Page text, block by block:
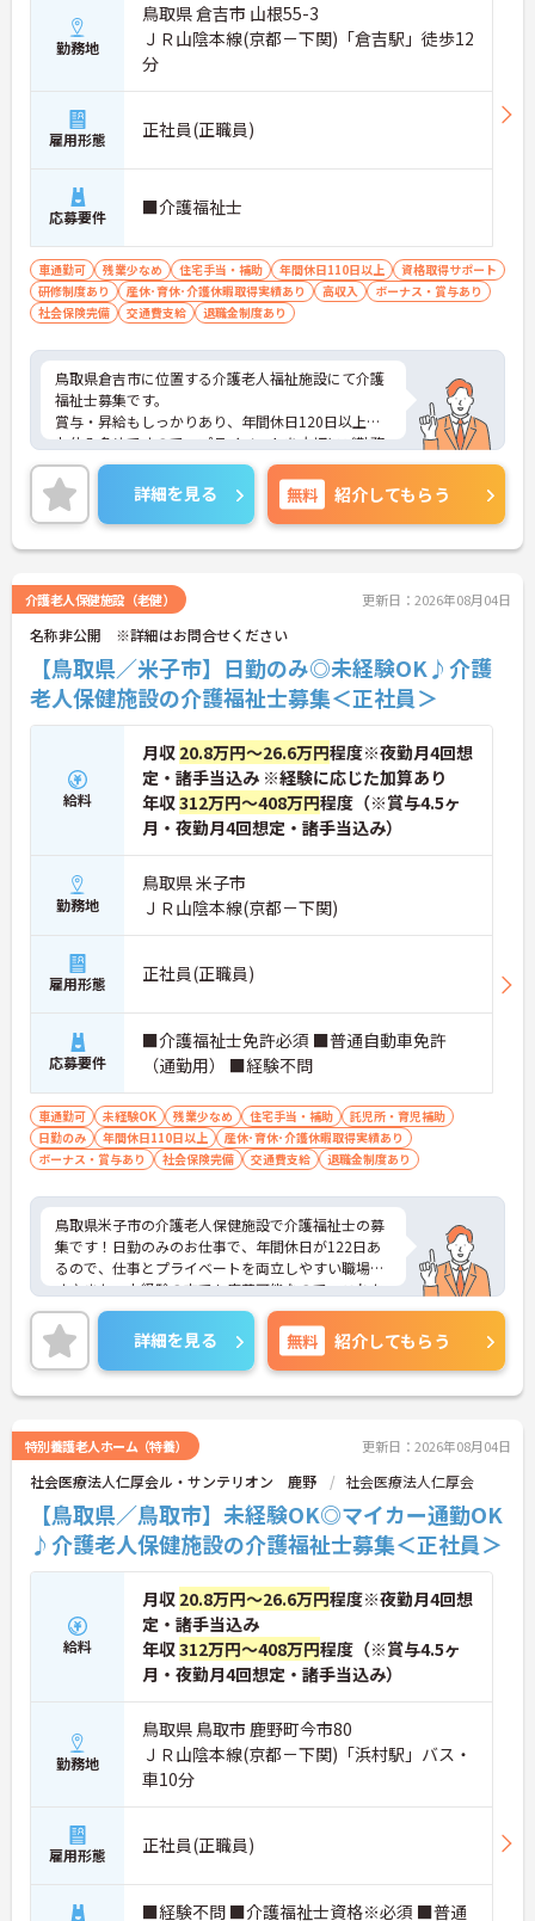
勤務地
鳥取県 倉吉市 山根55-3
ＪＲ山陰本線(京都－下関)「倉吉駅」徒歩12
分
雇用形態 正社員(正職員)
応募要件 ■介護福祉士
車通勤可 残業少なめ 住宅手当・補助 年間休日110日以上
資格取得サポート
研修制度あり
産休･育休･介護休暇取得実績あり 高収入
ボーナス・賞与あり
社会保険完備
交通費支給 退職金制度あり
鳥取県倉吉市に位置する介護老人福祉施設にて介護
福祉士募集です。
賞与・昇給もしっかりあり、年間休日120日以上で
お休み多めですので、プライベートを大切にご勤務
いただけます。
ご興味ある方には、面接対策ポイントなど、さらに
詳細をお話しいたしますのでお気軽にご相談くださ
い！
詳細を見る 無料 紹介してもらう
介護老人保健施設（老健） 更新日：2026年08月04日
名称非公開 ※詳細はお問合せください
【鳥取県／米子市】日勤のみ◎未経験OK♪介護
老人保健施設の介護福祉士募集＜正社員＞
給料
月収 20.8万円～26.6万円程度※夜勤月4回想
定・諸手当込み ※経験に応じた加算あり
年収312万円～408万円程度（※賞与4.5ヶ
月・夜勤月4回想定・諸手当込み）
勤務地
鳥取県 米子市
ＪＲ山陰本線(京都－下関)
雇用形態 正社員(正職員)
応募要件
■介護福祉士免許必須 ■普通自動車免許
（通勤用） ■経験不問
車通勤可 未経験OK 残業少なめ 住宅手当・補助
託児所・育児補助
日勤のみ
年間休日110日以上
産休･育休･介護休暇取得実績あり
ボーナス・賞与あり
社会保険完備 交通費支給 退職金制度あり
鳥取県米子市の介護老人保健施設で介護福祉士の募
集です！日勤のみのお仕事で、年間休日が122日あ
るので、仕事とプライベートを両立しやすい職場で
す♪また、未経験の方でも応募可能なので、これか
ら介護業界に挑戦したいという方にピッタリ◎利用
可能な事業所内保育所があるのもうれしいポイント
♪ご興味のある方は、面接ポイントをお伝えします
ので、お気軽にご連絡ください。
詳細を見る 無料 紹介してもらう
特別養護老人ホーム（特養） 更新日：2026年08月04日
社会医療法人仁厚会ル・サンテリオン 鹿野 社会医療法人仁厚会
【鳥取県／鳥取市】未経験OK◎マイカー通勤OK
♪介護老人保健施設の介護福祉士募集＜正社員＞
給料
月収 20.8万円～26.6万円程度※夜勤月4回想
定・諸手当込み
年収312万円～408万円程度（※賞与4.5ヶ
月・夜勤月4回想定・諸手当込み）
勤務地
鳥取県 鳥取市 鹿野町今市80
ＪＲ山陰本線(京都－下関)「浜村駅」バス・
車10分
雇用形態 正社員(正職員)
■経験不問 ■介護福祉士資格※必須 ■普通